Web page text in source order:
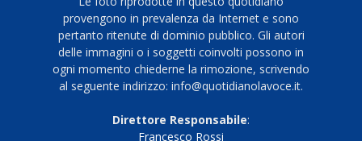
provengono in prevalenza da Internet e sono
pertanto ritenute di dominio pubblico. Gli autori
delle immagini o i soggetti coinvolti possono in
ogni momento chiederne la rimozione, scrivendo
al seguente indirizzo: info@quotidianolavoce.it.
Direttore Responsabile:
Francesco Rossi